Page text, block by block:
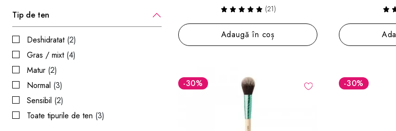
Tip de ten
Deshidratat(2)
Gras / mixt(4)
Matur (2)
Normal (3)
Sensibil (2)
Toate tipurile de ten (3)
(21)
Adaugă în coș
-30% -30%